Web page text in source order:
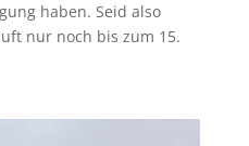
haben. Seid also
nur noch bis zum 15.